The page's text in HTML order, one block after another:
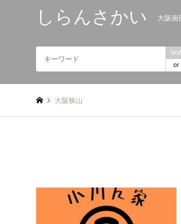
しらんさかい 大阪南
and
or
大阪狭山